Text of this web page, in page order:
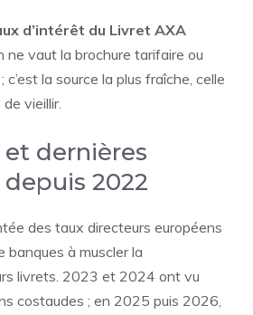
d’intérêt du Livret AXA
ne vaut la brochure tarifaire ou
la source la plus fraîche, celle
vieillir.
dernières
2022
des taux directeurs européens
banques à muscler la
livrets. 2023 et 2024 ont vu
costaudes ; en 2025 puis 2026,